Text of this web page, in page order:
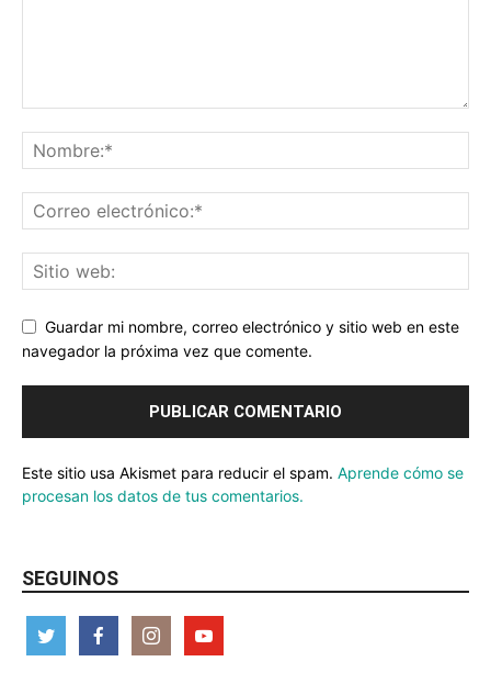
Guardar mi nombre, correo electrónico y sitio web en este
navegador la próxima vez que comente.
Este sitio usa Akismet para reducir el spam. Aprende cómo se
procesan los datos de tus comentarios.
SEGUINOS